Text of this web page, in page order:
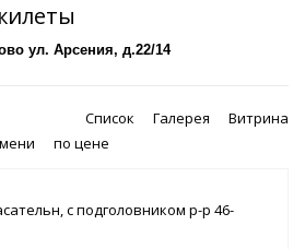
ул. Арсения, д.22/14
Список Галерея
Витрина
по цене
с подголовником р-р 46-